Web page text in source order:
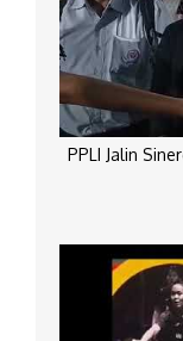
PPLI Jalin